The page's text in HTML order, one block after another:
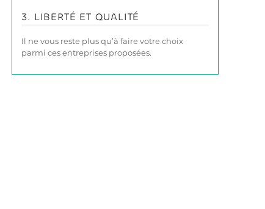
3. LIBERTÉ ET QUALITÉ
Il ne vous reste plus qu’à faire votre choix
parmi ces entreprises proposées.